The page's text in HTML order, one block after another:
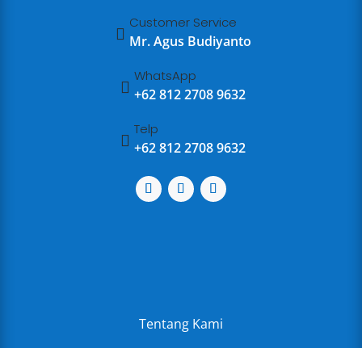

Customer Service
Mr. Agus Budiyanto

WhatsApp
+62 812 2708 9632

Telp
+62 812 2708 9632
Tentang Kami